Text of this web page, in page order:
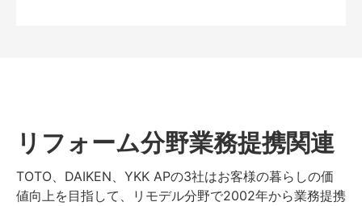
リフォーム分野業務提携関連
TOTO、DAIKEN、YKK APの3社はお客様の暮らしの価
値向上を目指して、リモデル分野で2002年から業務提携